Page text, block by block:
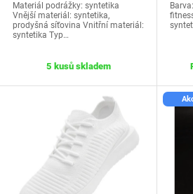
Materiál podrážky: syntetika
Vnější materiál: syntetika,
prodyšná síťovina Vnitřní materiál:
syntetika Typ…
5 kusů skladem